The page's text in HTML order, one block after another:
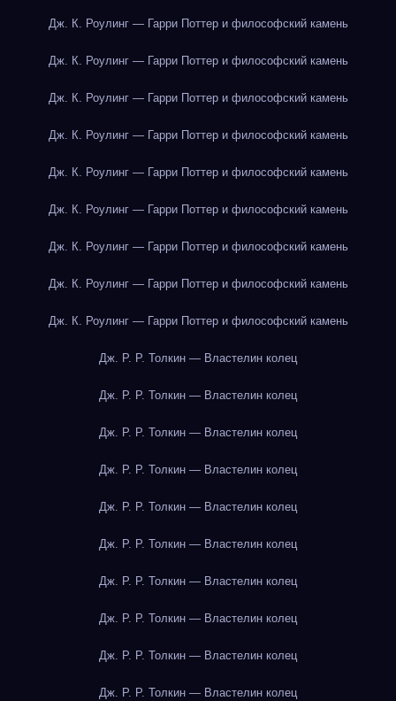
Дж. К. Роулинг — Гарри Поттер и философский камень
Дж. К. Роулинг — Гарри Поттер и философский камень
Дж. К. Роулинг — Гарри Поттер и философский камень
Дж. К. Роулинг — Гарри Поттер и философский камень
Дж. К. Роулинг — Гарри Поттер и философский камень
Дж. К. Роулинг — Гарри Поттер и философский камень
Дж. К. Роулинг — Гарри Поттер и философский камень
Дж. К. Роулинг — Гарри Поттер и философский камень
Дж. К. Роулинг — Гарри Поттер и философский камень
Дж. Р. Р. Толкин — Властелин колец
Дж. Р. Р. Толкин — Властелин колец
Дж. Р. Р. Толкин — Властелин колец
Дж. Р. Р. Толкин — Властелин колец
Дж. Р. Р. Толкин — Властелин колец
Дж. Р. Р. Толкин — Властелин колец
Дж. Р. Р. Толкин — Властелин колец
Дж. Р. Р. Толкин — Властелин колец
Дж. Р. Р. Толкин — Властелин колец
Дж. Р. Р. Толкин — Властелин колец